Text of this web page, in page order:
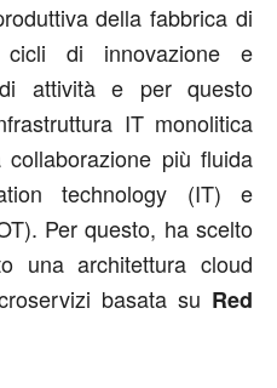
della fabbrica di
cicli di innovazione e
attività e per questo
IT monolitica
più fluida
technology (IT) e
Per questo, ha scelto
una architettura cloud
basata su Red